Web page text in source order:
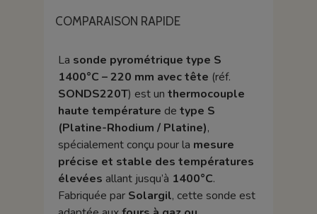
COMPARAISON RAPIDE
La sonde pyrométrique type S
1400°C – 220 mm avec tête (réf.
SONDS220T) est un thermocouple
haute température de type S
(Platine-Rhodium / Platine),
spécialement conçu pour la mesure
précise et stable des températures
élevées allant jusqu’à 1400°C.
Fabriquée par Solargil, cette sonde est